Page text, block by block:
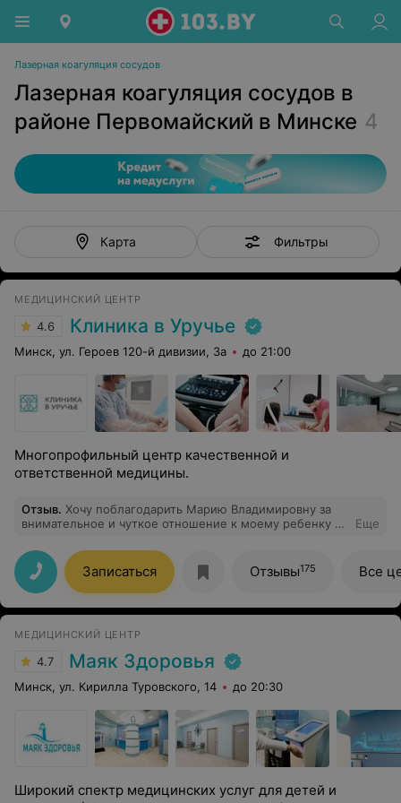
Лазерная коагуляция сосудов
Лазерная коагуляция сосудов в
районе Первомайский в Минске 4
Карта Фильтры
МЕДИЦИНСКИЙ ЦЕНТР
4.6 Клиника в Уручье
Минск, ул. Героев 120-й дивизии, 3а до 21:00
Многопрофильный центр качественной и
ответственной медицины.
Отзыв. Хочу поблагодарить Марию Владимировну за
внимательное и чуткое отношение к моему ребенку и
и поддержать родителей. Большое спасибо!
Еще
Записаться Отзывы175 Все
МЕДИЦИНСКИЙ ЦЕНТР
4.7 Маяк Здоровья
Минск, ул. Кирилла Туровского, 14 до 20:30
Широкий спектр медицинских услуг для детей и